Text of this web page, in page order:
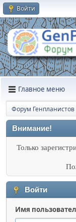
Войти
Главное меню
Форум Генпланистов
Внимание!
Только
Войти
Имя